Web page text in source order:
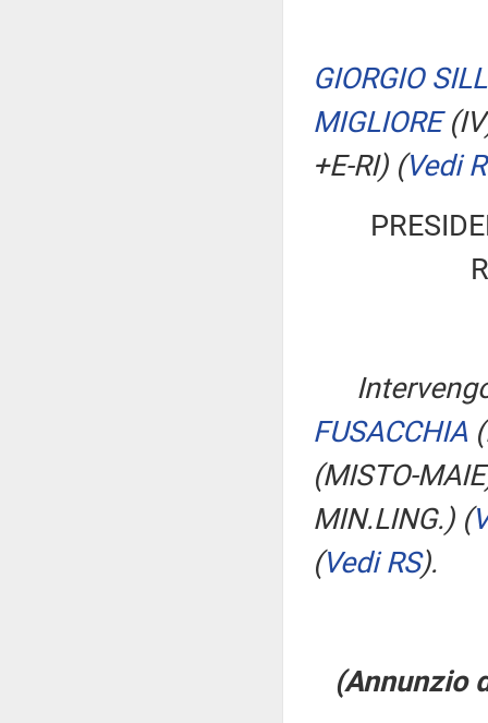
GIORGIO
MIGLIORE
+E-RI) (Vedi
FUSACCHIA
(MISTO-
MIN.LING.) (
(Vedi RS).
(Annunzio